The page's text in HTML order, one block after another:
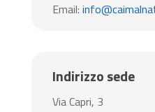
Email:
Indirizzo sede
Via Capri, 3